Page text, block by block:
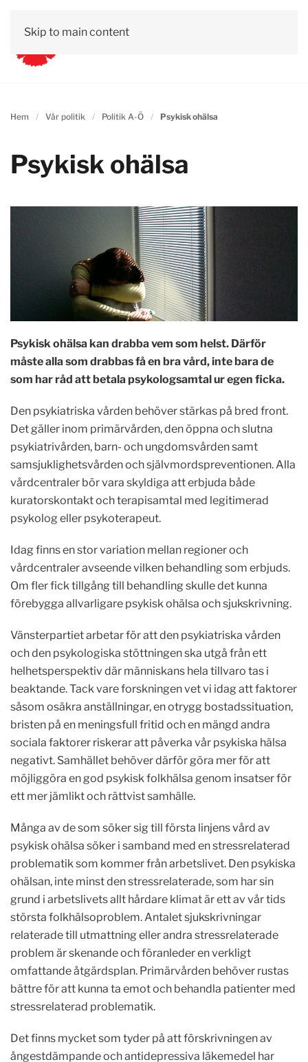
Skip to main content
Hem Vår politik Politik A-Ö Psykisk ohälsa
Psykisk ohälsa
Psykisk ohälsa kan drabba vem som helst. Därför
måste alla som drabbas få en bra vård, inte bara de
som har råd att betala psykologsamtal ur egen ficka.
Den psykiatriska vården behöver stärkas på bred front.
Det gäller inom primärvården, den öppna och slutna
psykiatrivården, barn- och ungdomsvården samt
samsjuklighetsvården och självmordspreventionen. Alla
vårdcentraler bör vara skyldiga att erbjuda både
kuratorskontakt och terapisamtal med legitimerad
psykolog eller psykoterapeut.
Idag finns en stor variation mellan regioner och
vårdcentraler avseende vilken behandling som erbjuds.
Om fler fick tillgång till behandling skulle det kunna
förebygga allvarligare psykisk ohälsa och sjukskrivning.
Vänsterpartiet arbetar för att den psykiatriska vården
och den psykologiska stöttningen ska utgå från ett
helhetsperspektiv där människans hela tillvaro tas i
beaktande. Tack vare forskningen vet vi idag att faktorer
såsom osäkra anställningar, en otrygg bostadssituation,
bristen på en meningsfull fritid och en mängd andra
sociala faktorer riskerar att påverka vår psykiska hälsa
negativt. Samhället behöver därför göra mer för att
möjliggöra en god psykisk folkhälsa genom insatser för
ett mer jämlikt och rättvist samhälle.
Många av de som söker sig till första linjens vård av
psykisk ohälsa söker i samband med en stressrelaterad
problematik som kommer från arbetslivet. Den psykiska
ohälsan, inte minst den stressrelaterade, som har sin
grund i arbetslivets allt hårdare klimat är ett av vår tids
största folkhälsoproblem. Antalet sjukskrivningar
relaterade till utmattning eller andra stressrelaterade
problem är skenande och föranleder en verkligt
omfattande åtgärdsplan. Primärvården behöver rustas
bättre för att kunna ta emot och behandla patienter med
stressrelaterad problematik.
Det finns mycket som tyder på att förskrivningen av
ångestdämpande och antidepressiva läkemedel har